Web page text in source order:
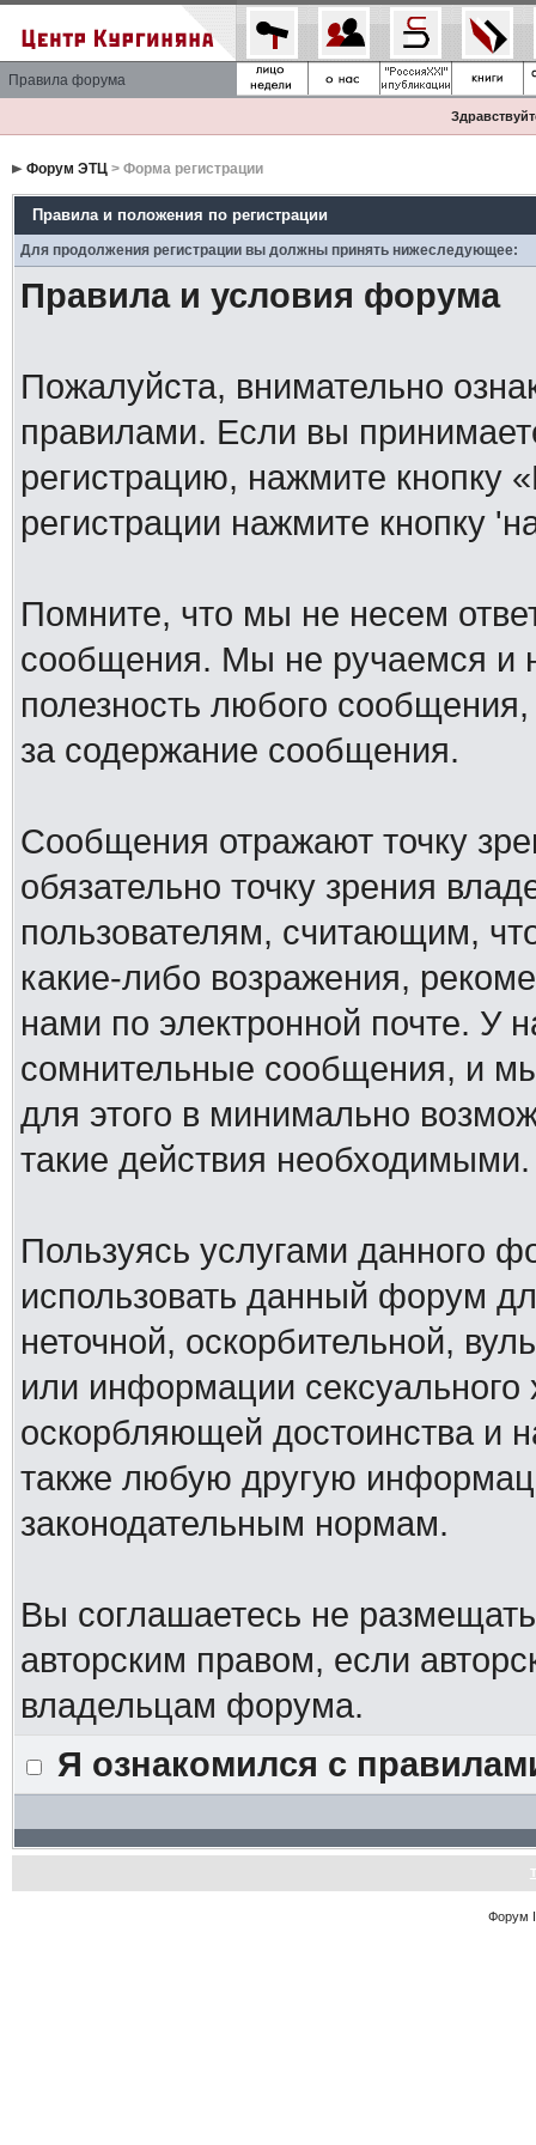
Правила форума
Форум ЭТЦ> Форма регистрации
Правила и положения по регистрации
Для продолжения регистрации вы должны принять нижеследующее:
Правила и условия форума
Пожалуйста, внимательно
правилами. Если вы
регистрацию, нажмите кнопку
регистрации нажмите кнопку
Помните, что мы не несем
сообщения. Мы не ручаемся и
полезность любого
за содержание сообщения.
Сообщения отражают точку
обязательно точку зрения
пользователям, считающим,
какие-либо возражения,
нами по электронной почте. У
сомнительные сообщения, и
для этого в минимально
такие действия необходимыми.
Пользуясь услугами данного
использовать данный форум
неточной, оскорбительной,
или информации
оскорбляющей достоинства и
также любую другую
законодательным нормам.
Вы соглашаетесь не
авторским правом, если
владельцам форума.
Я ознакомился с
Форум